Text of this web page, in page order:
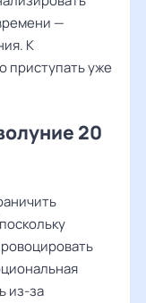
—
К
приступать уже
20
из-за